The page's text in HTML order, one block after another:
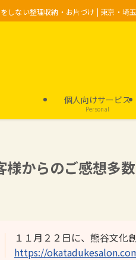
しない整理収納・お片づけ | 東京・埼玉
個人向けサービス
Personal
様からのご感想多
１１月２２日に、熊谷文化
https://